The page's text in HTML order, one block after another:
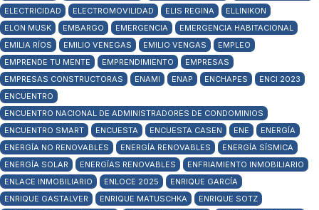
ELECTRICIDAD
ELECTROMOVILIDAD ELIS REGINA
ELLINIKON
ELON MUSK
EMBARGO EMERGENCIA
EMERGENCIA HABITACIONAL
EMILIA RÍOS
EMILIO VENEGAS EMILIO VENGAS
EMPLEO
EMPRENDE TU MENTE
EMPRENDIMIENTO
EMPRESAS
EMPRESAS CONSTRUCTORAS
ENAMI ENAP ENCHAPES
ENCI 2023
ENCUENTRO
ENCUENTRO NACIONAL DE ADMINISTRADORES DE CONDOMINIOS
ENCUENTRO SMART
ENCUESTA ENCUESTA CASEN ENE
ENERGÍA
ENERGÍA NO RENOVABLES
ENERGÍA RENOVABLES
ENERGÍA SÍSMICA
ENERGÍA SOLAR
ENERGÍAS RENOVABLES
ENFRIAMIENTO INMOBILIARIO
ENLACE INMOBILIARIO
ENLOCE 2025
ENRIQUE GARCÍA
ENRIQUE GASTALVER
ENRIQUE MATUSCHKA
ENRIQUE SOTZ